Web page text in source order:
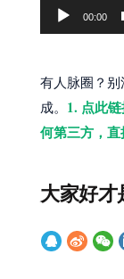
00:00
有人脉圈？
成。 1. 点此
何第三方，直
大家好才